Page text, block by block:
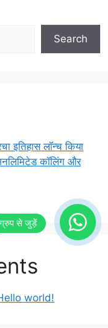
Search
लॉन्च किया
कॉलिंग और
world!